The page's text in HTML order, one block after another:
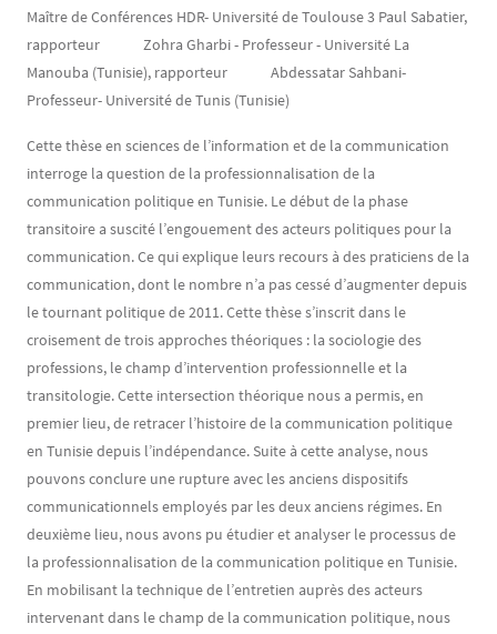
Maître de Conférences HDR- Université de Toulouse 3 Paul Sabatier,
rapporteur Zohra Gharbi - Professeur - Université La
Manouba (Tunisie), rapporteur Abdessatar Sahbani-
Professeur- Université de Tunis (Tunisie)
Cette thèse en sciences de l’information et de la communication
interroge la question de la professionnalisation de la
communication politique en Tunisie. Le début de la phase
transitoire a suscité l’engouement des acteurs politiques pour la
communication. Ce qui explique leurs recours à des praticiens de la
communication, dont le nombre n’a pas cessé d’augmenter depuis
le tournant politique de 2011. Cette thèse s’inscrit dans le
croisement de trois approches théoriques : la sociologie des
professions, le champ d’intervention professionnelle et la
transitologie. Cette intersection théorique nous a permis, en
premier lieu, de retracer l’histoire de la communication politique
en Tunisie depuis l’indépendance. Suite à cette analyse, nous
pouvons conclure une rupture avec les anciens dispositifs
communicationnels employés par les deux anciens régimes. En
deuxième lieu, nous avons pu étudier et analyser le processus de
la professionnalisation de la communication politique en Tunisie.
En mobilisant la technique de l’entretien auprès des acteurs
intervenant dans le champ de la communication politique, nous